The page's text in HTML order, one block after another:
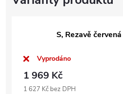
S, Rezavě červená
Vyprodáno
1 969 Kč
1 627 Kč bez DPH